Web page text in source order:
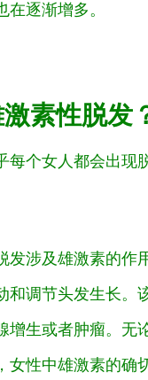
逐渐增多。
素性脱发
每个女人都会出
发涉及雄激素的作
和调节头发生长。
增生或者肿瘤。无
女性中雄激素的确